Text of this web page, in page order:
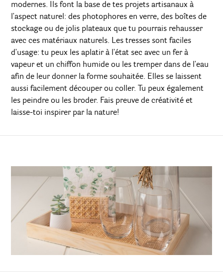
modernes. Ils font la base de tes projets artisanaux à
l'aspect naturel: des photophores en verre, des boîtes de
stockage ou de jolis plateaux que tu pourrais rehausser
avec ces matériaux naturels. Les tresses sont faciles
d'usage: tu peux les aplatir à l'état sec avec un fer à
vapeur et un chiffon humide ou les tremper dans de l'eau
afin de leur donner la forme souhaitée. Elles se laissent
aussi facilement découper ou coller. Tu peux également
les peindre ou les broder. Fais preuve de créativité et
laisse-toi inspirer par la nature!